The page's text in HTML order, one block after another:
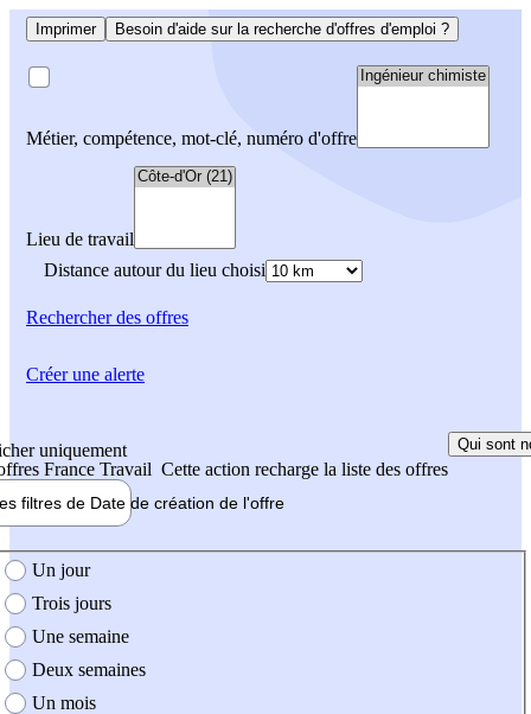
Imprimer Besoin d'aide sur la recherche d'offres d'emploi ?
Métier, compétence, mot-clé, numéro d'offre
Lieu de travail
Distance autour du lieu choisi
Rechercherdes offres
uniquement
France Travail Cette action recharge la liste des offres
Qui sont
filtres de Date de création de l'offre
création de l'offre
Un jour
Trois jours
Une semaine
Deux semaines
Un mois
Créer une alerte